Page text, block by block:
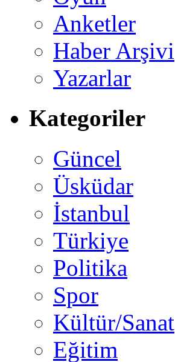
Anketler
Haber Arşivi
Yazarlar
Kategoriler
Güncel
Üsküdar
İstanbul
Türkiye
Politika
Spor
Kültür/Sanat
Eğitim